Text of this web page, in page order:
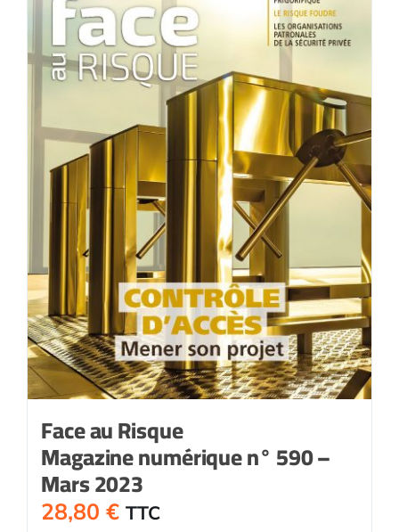
Face au Risque
Magazine numérique n° 590 –
Mars 2023
28,80 € TTC